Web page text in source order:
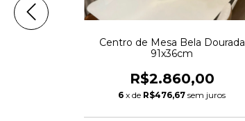
Centro de Mesa Bela Dourada
91x36cm
R$2.860,00
6 x de R$476,67 sem juros